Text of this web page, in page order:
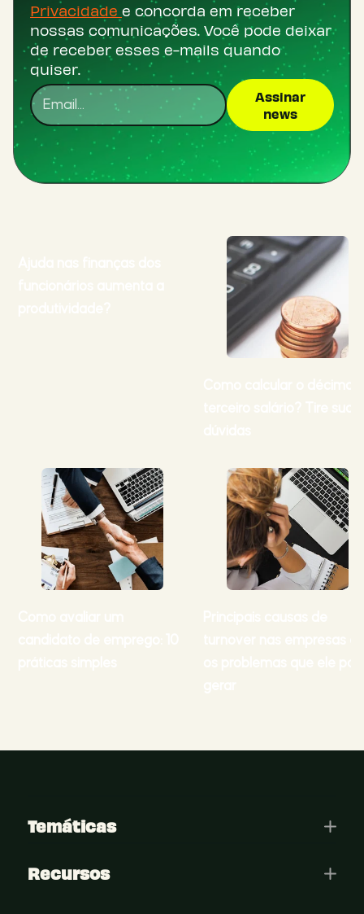
Privacidade e concorda em receber
nossas comunicações. Você pode deixar
de receber esses e-mails quando
quiser.
Temáticas
Recursos